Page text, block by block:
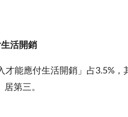
活開銷
能應付生活開銷」占3.5%，
第三。